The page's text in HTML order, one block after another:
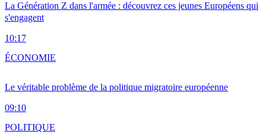
La Génération Z dans l'armée : découvrez ces jeunes Européens qui
s'engagent
10:17
Le véritable problème de la politique migratoire européenne
09:10
ÉCONOMIE
POLITIQUE